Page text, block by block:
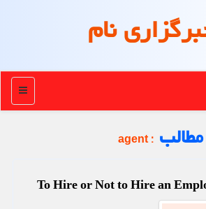
نام
منو
: agent
To Hire or Not to Hire an